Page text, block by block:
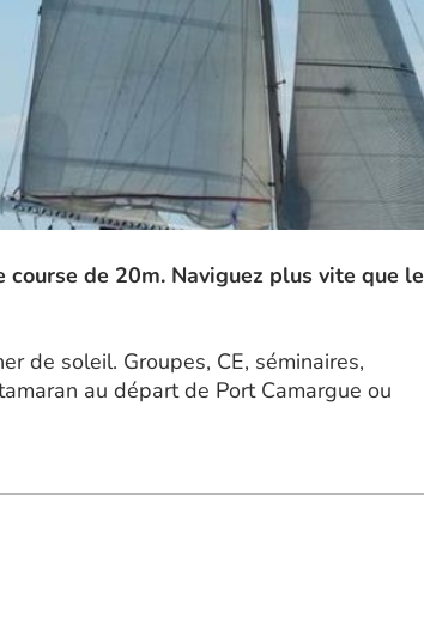
de 20m. Naviguez plus vite que le
de soleil. Groupes, CE, séminaires,
au départ de Port Camargue ou